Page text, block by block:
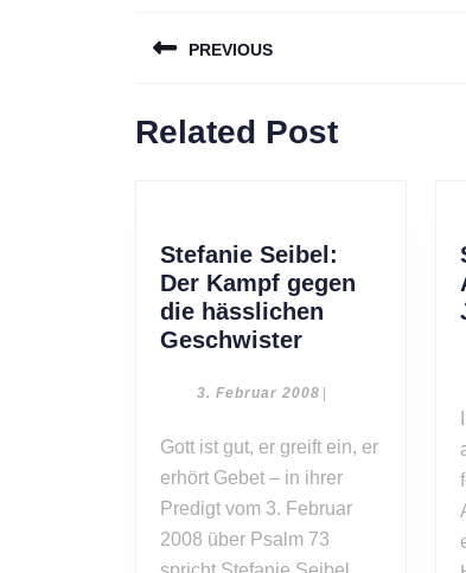
PREVIOUS
post:
Related Post
Stefanie Seibel:
Der Kampf gegen
die hässlichen
GeschwisterStefanie
Der
gegen
die
hässlichen
Geschwister
3. Februar 2008 3.|
Gott ist gut, er greift ein, er
erhört Gebet – in ihrer
Predigt vom 3. Februar
2008 über Psalm 73